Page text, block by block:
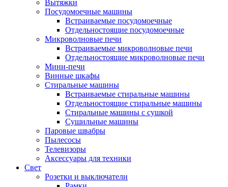
Вытяжки
Посудомоечные машины
Встраиваемые посудомоечные
Отдельностоящие посудомоечные
Микроволновые печи
Встраиваемые микроволновые печи
Отдельностоящие микроволновые печи
Мини-печи
Винные шкафы
Стиральные машины
Встраиваемые стиральные машины
Отдельностоящие стиральные машины
Стиральные машины с сушкой
Сушильные машины
Паровые швабры
Пылесосы
Телевизоры
Аксессуары для техники
Свет
Розетки и выключатели